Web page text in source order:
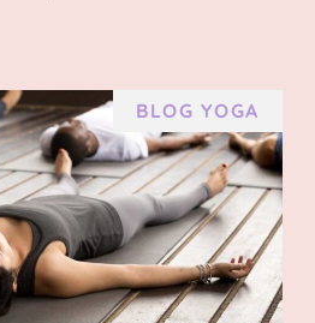
BLOG YOGA